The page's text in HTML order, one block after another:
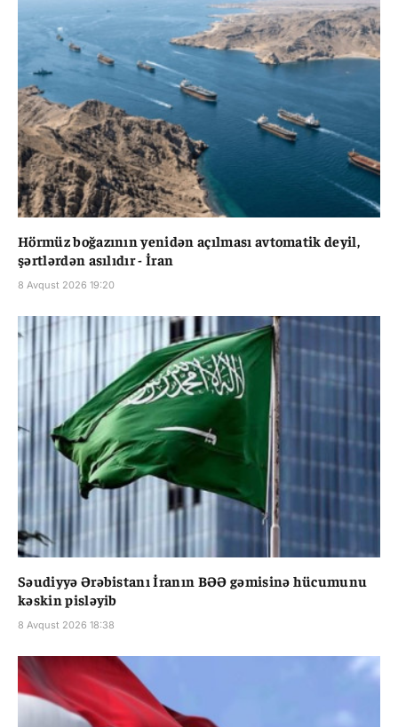
Hörmüz boğazının yenidən açılması avtomatik deyil,
şərtlərdən asılıdır - İran
8 Avqust 2026 19:20
Səudiyyə Ərəbistanı İranın BƏƏ gəmisinə hücumunu
kəskin pisləyib
8 Avqust 2026 18:38